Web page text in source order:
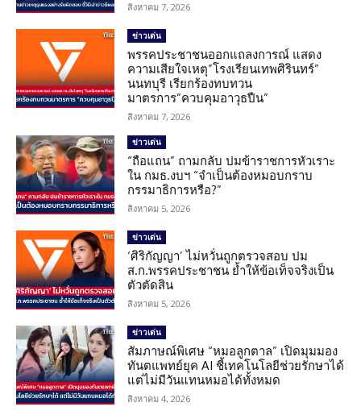
สิงหาคม 7, 2026
ข่าวเด่น
พรรคประชาชนออกแถลงการณ์ แสดง
ความเสียใจเหตุ”โรงเรียนเทพศิรินทร์”
นนทบุรี เรียกร้องทบทวน
มาตรการ”ควบคุมอาวุธปืน”
สิงหาคม 7, 2026
ข่าวเด่น
“ถือแถน” ถามกลับ ปมข้าราชการหัวเราะ
ใน กมธ.งบฯ “จำเป็นต้องหมอบกราบ
กรรมาธิการหรือ?”
สิงหาคม 5, 2026
ข่าวเด่น
‘ศิริกัญญา’ ไม่หวั่นถูกตรวจสอบ ปม
ส.ก.พรรคประชาชน ย้ำให้ข้อเท็จจริงเป็น
ตัวตัดสิน
สิงหาคม 5, 2026
ข่าวเด่น
สัมภาษณ์พิเศษ “หมอลูกตาล” เปิดมุมมอง
ทันตแพทย์ยุค AI ชี้เทคโนโลยีช่วยรักษาได้
แต่ไม่มีวันแทนหมอได้ทั้งหมด
สิงหาคม 4, 2026